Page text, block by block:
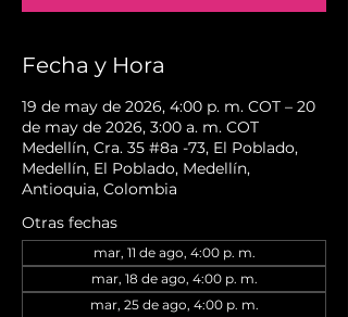
Fecha y Hora
19 de may de 2026, 4:00 p. m. COT – 20
de may de 2026, 3:00 a. m. COT
Medellín, Cra. 35 #8a -73, El Poblado,
Medellín, El Poblado, Medellín,
Antioquia, Colombia
Otras fechas
mar, 11 de ago, 4:00 p. m.
mar, 18 de ago, 4:00 p. m.
mar, 25 de ago, 4:00 p. m.